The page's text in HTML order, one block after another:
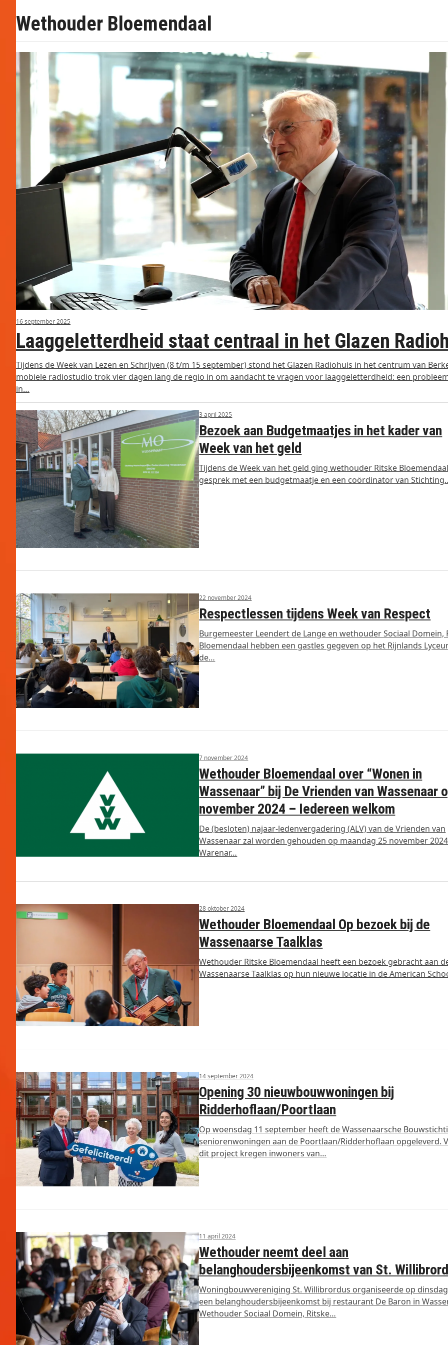
Wethouder Bloemendaal
16 september 2025
Laaggeletterdheid staat centraal in het Glazen
Tijdens de Week van Lezen en Schrijven (8 t/m 15 september) stond het Glazen Radiohuis in het centrum van
mobiele radiostudio trok vier dagen lang de regio in om aandacht te vragen voor laaggeletterdheid: een
in…
3 april 2025
Bezoek aan Budgetmaatjes in het kader van
Week van het geld
Tijdens de Week van het geld ging wethouder Ritske
gesprek met een budgetmaatje en een coördinator van
22 november 2024
Respectlessen tijdens Week van Respect
Burgemeester Leendert de Lange en wethouder Sociaal Domein,
Bloemendaal hebben een gastles gegeven op het Rijnlands
de…
7 november 2024
Wethouder Bloemendaal over “Wonen in
Wassenaar” bij De Vrienden van Wassenaar
november 2024 – Iedereen welkom
De (besloten) najaar-ledenvergadering (ALV) van de Vrienden van
Wassenaar zal worden gehouden op maandag 25 november
Warenar…
28 oktober 2024
Wethouder Bloemendaal Op bezoek bij de
Wassenaarse Taalklas
Wethouder Ritske Bloemendaal heeft een bezoek gebracht aan
Wassenaarse Taalklas op hun nieuwe locatie in de American
14 september 2024
Opening 30 nieuwbouwwoningen bij
Ridderhoflaan/Poortlaan
Op woensdag 11 september heeft de Wassenaarsche
seniorenwoningen aan de Poortlaan/Ridderhoflaan opgeleverd.
dit project kregen inwoners van…
11 april 2024
Wethouder neemt deel aan
belanghoudersbijeenkomst van St.
Woningbouwvereniging St. Willibrordus organiseerde op
een belanghoudersbijeenkomst bij restaurant De Baron in
Wethouder Sociaal Domein, Ritske…